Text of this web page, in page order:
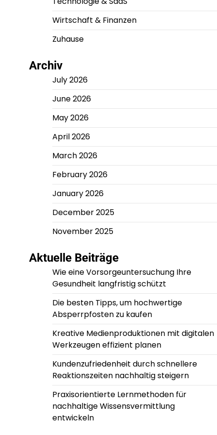
Wirtschaft & Finanzen
Zuhause
Archiv
July 2026
June 2026
May 2026
April 2026
March 2026
February 2026
January 2026
December 2025
November 2025
Aktuelle Beiträge
Wie eine Vorsorgeuntersuchung Ihre
Gesundheit langfristig schützt
Die besten Tipps, um hochwertige
Absperrpfosten zu kaufen
Kreative Medienproduktionen mit digitalen
Werkzeugen effizient planen
Kundenzufriedenheit durch schnellere
Reaktionszeiten nachhaltig steigern
Praxisorientierte Lernmethoden für
nachhaltige Wissensvermittlung
entwickeln